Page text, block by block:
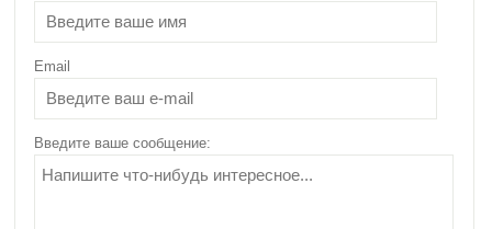
Что нужно знать о
питании при язве
желудка и
двенадцатиперстной
кишки?
Email
Введите ваше сообщение: